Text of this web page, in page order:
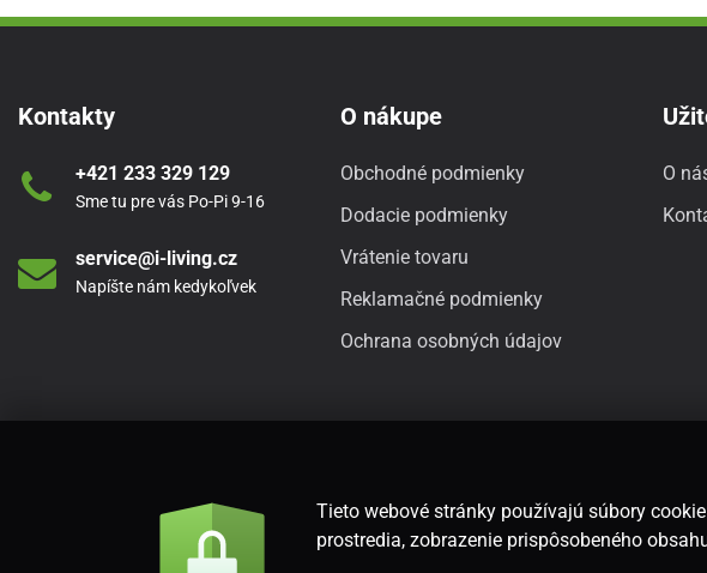
Kontakty
+421 233 329 129
Sme tu pre vás Po-Pi 9-16
service@i-living.cz
Napíšte nám kedykoľvek
O nákupe
Obchodné podmienky
Dodacie podmienky
Vrátenie tovaru
Reklamačné podmienky
Ochrana osobných údajov
O
Tieto webové stránky používajú súbory
prostredia, zobrazenie prispôsobeného